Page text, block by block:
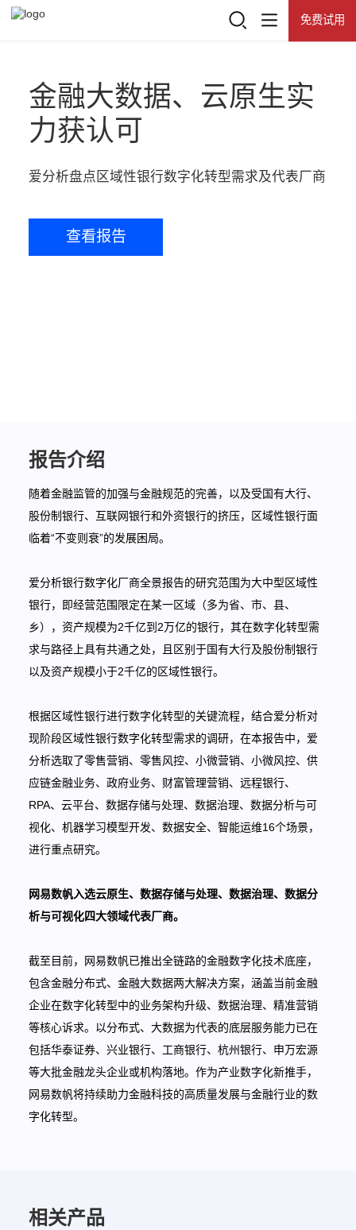
免费试用
热门推荐
解决方案
客户案例
资源中心
推荐产品
网易数帆
知数
金融大数据、云原生实
力获认可
爱分析盘点区域性银行数字化转型需求及代表厂商
查看报告
报告介绍
随着金融监管的加强与金融规范的完善，以及受国有大行、
股份制银行、互联网银行和外资银行的挤压，区域性银行面
临着“不变则衰”的发展困局。
爱分析银行数字化厂商全景报告的研究范围为大中型区域性
银行，即经营范围限定在某一区域（多为省、市、县、
乡），资产规模为2千亿到2万亿的银行，其在数字化转型需
求与路径上具有共通之处，且区别于国有大行及股份制银行
以及资产规模小于2千亿的区域性银行。
根据区域性银行进行数字化转型的关键流程，结合爱分析对
现阶段区域性银行数字化转型需求的调研，在本报告中，爱
分析选取了零售营销、零售风控、小微营销、小微风控、供
应链金融业务、政府业务、财富管理营销、远程银行、
RPA、云平台、数据存储与处理、数据治理、数据分析与可
视化、机器学习模型开发、数据安全、智能运维16个场景，
进行重点研究。
网易数帆入选云原生、数据存储与处理、数据治理、数据分
析与可视化四大领域代表厂商。
截至目前，网易数帆已推出全链路的金融数字化技术底座，
包含金融分布式、金融大数据两大解决方案，涵盖当前金融
企业在数字化转型中的业务架构升级、数据治理、精准营销
等核心诉求。以分布式、大数据为代表的底层服务能力已在
包括华泰证券、兴业银行、工商银行、杭州银行、申万宏源
等大批金融龙头企业或机构落地。作为产业数字化新推手，
网易数帆将持续助力金融科技的高质量发展与金融行业的数
字化转型。
相关产品